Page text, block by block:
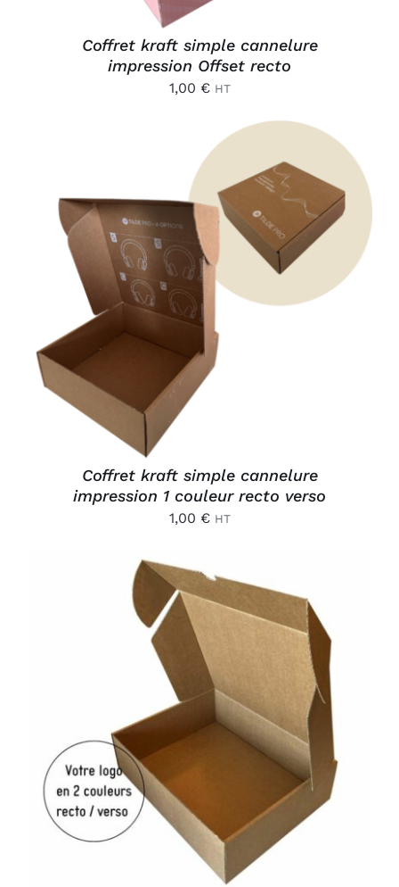
Coffret kraft simple cannelure
impression Offset recto
1,00 € HT
AJOUTER AU PANIER
DÉTAILS
Coffret kraft simple cannelure
impression 1 couleur recto verso
1,00 € HT
AJOUTER AU PANIER